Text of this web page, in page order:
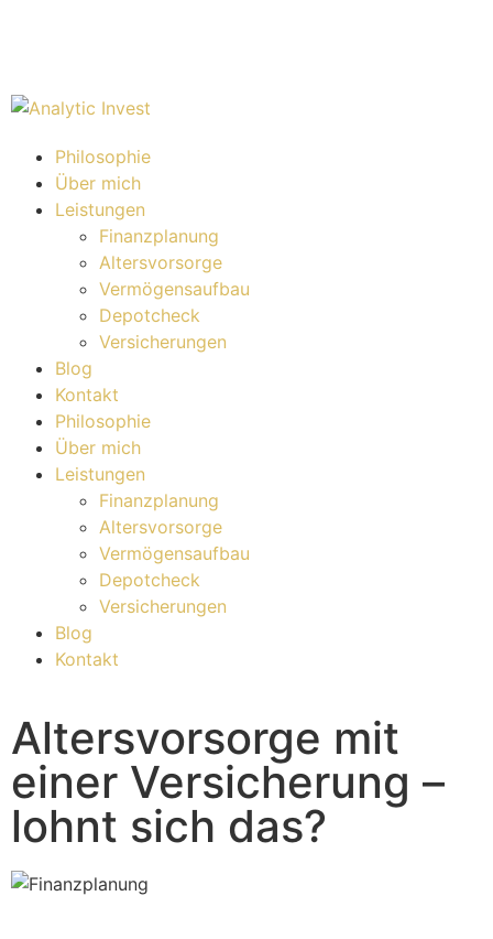
Philosophie
Über mich
Leistungen
Finanzplanung
Altersvorsorge
Vermögensaufbau
Depotcheck
Versicherungen
Blog
Kontakt
Philosophie
Über mich
Leistungen
Finanzplanung
Altersvorsorge
Vermögensaufbau
Depotcheck
Versicherungen
Blog
Kontakt
Altersvorsorge mit
einer Versicherung –
lohnt sich das?